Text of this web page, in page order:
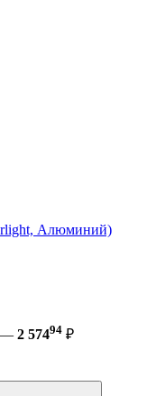
Алюминий)
— 2 57494 ₽